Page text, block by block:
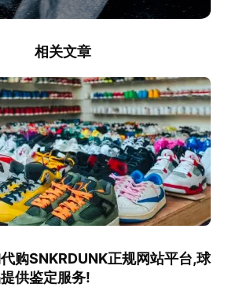
相关文章
购SNKRDUNK正规网站平台,球
供鉴定服务!